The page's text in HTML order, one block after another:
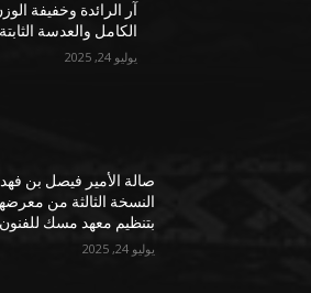
آر الرائدة وخفيفة
الكامل والعدسة الثابتة
يوليو 24, 2025
صالة الأمير فيصل بن
بتنظيم معهد مسك للفنون
يوليو 24, 2025